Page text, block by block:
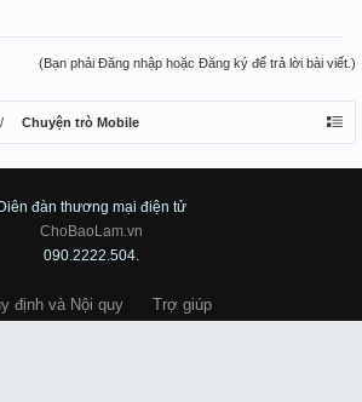
(Bạn phải Đăng nhập hoặc Đăng ký để trả lời bài viết.)
Chuyện trò Mobile
Diên đàn thương mại điện tử
ChoBaoLam.vn
090.2222.504.
định và Nội quy Trợ giúp